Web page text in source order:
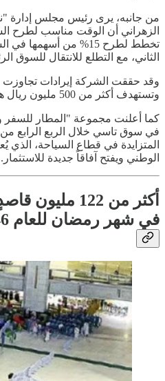
من جانبه، يرى رئيس مجلس إدارة
الزهراني أن الوقت مناسب لطرح
تخطط لطرح 15% من
الثاني، مع التطلع للانتقال للسوق
وتستهدف أكثر من 500 مليون ريال هذا العام.
كما أعلنت مجموعة "المطار
المتزايدة في قطاع السياحة، الذي
الوطني ويفتح آفاقاً جديدة للاستثمار.
أكثر من 122
في شهر رمضان للعام 1446